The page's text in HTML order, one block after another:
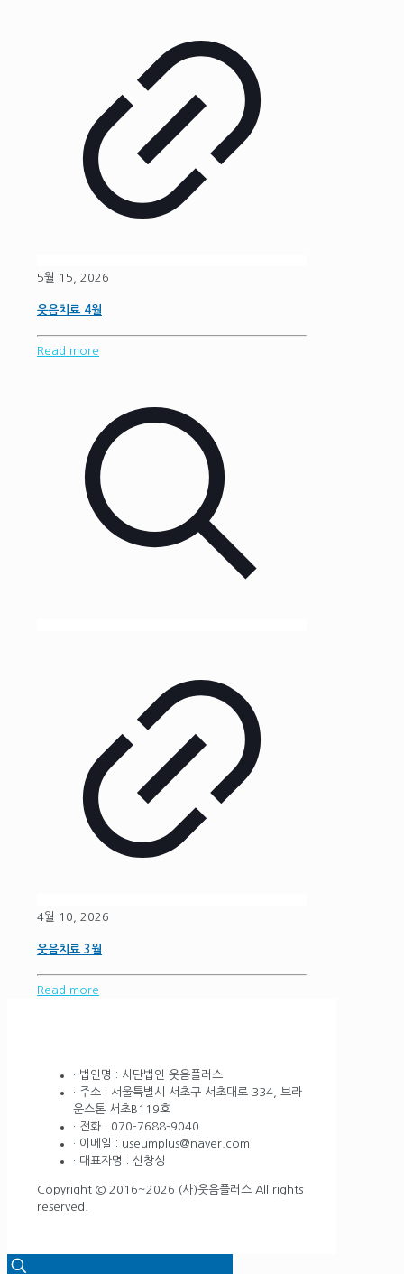
5월 15, 2026
웃음치료 4월
Read more
4월 10, 2026
웃음치료 3월
Read more
· 법인명 : 사단법인 웃음플러스
· 주소 : 서울특별시 서초구 서초대로 334, 브라
운스톤 서초B119호
· 전화 : 070-7688-9040
· 이메일 : useumplus@naver.com
· 대표자명 : 신창성
Copyright © 2016~2026 (사)웃음플러스 All rights
reserved.